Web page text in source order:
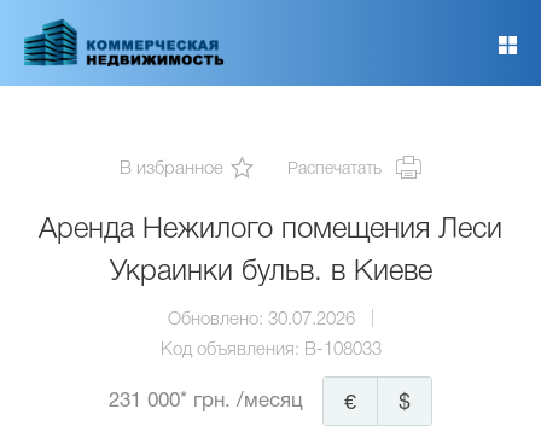
основному
В избранное Распечатать
Аренда Нежилого помещения Леси
Украинки бульв. в Киеве
Обновлено: 30.07.2026
Код объявления: B-108033
231 000* грн. /месяц $
€